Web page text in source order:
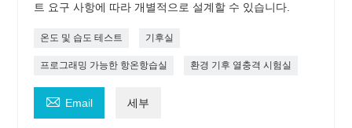
트 요구 사항에 따라 개별적으로 설계할 수 있습니다.
온도 및 습도 테스트 기후실
프로그래밍 가능한 항온항습실 환경 기후 열충격 시험실
 Email 세부